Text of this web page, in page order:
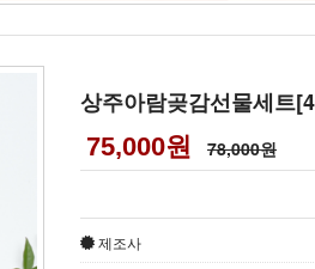
상주아람곶감선물세트
75,000원 78,000원
제조사